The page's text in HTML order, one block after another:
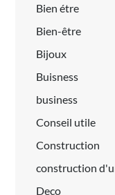
Bien étre
Bien-être
Bijoux
Buisness
business
Conseil utile
Construction
construction
Deco